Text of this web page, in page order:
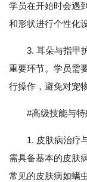
学员在开始时会遇
和形状进行个性化
3. 耳朵与指甲
重要环节。学员需
行操作，避免对宠
#高级技能与
1. 皮肤病治疗
需具备基本的皮肤
常见的皮肤病如螨